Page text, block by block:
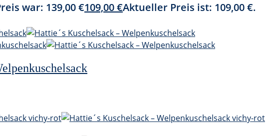
war: 139,00 €109,00€Aktueller Preis ist: 109,00 €.